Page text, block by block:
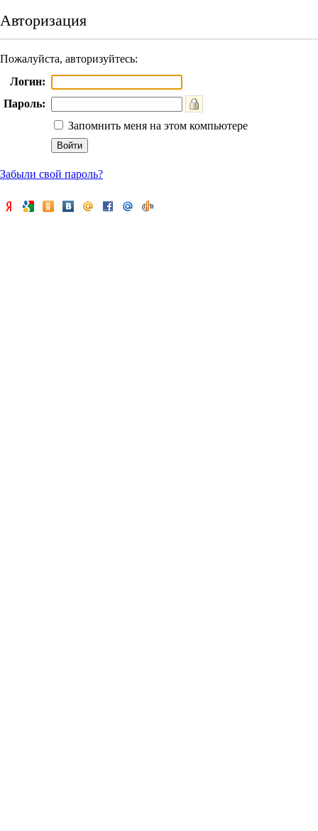
Авторизация
Пожалуйста, авторизуйтесь:
Логин:
Пароль:
Запомнить меня на этом компьютере
Забыли свой пароль?